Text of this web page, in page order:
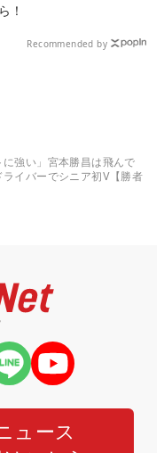
！
Recommended by
に強い」宮本勝昌は飛んで
ライバーでシニア初V【勝者
ュース